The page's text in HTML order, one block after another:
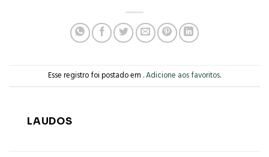
Esse registro foi postado em .Adicione aos favoritos.
LAUDOS